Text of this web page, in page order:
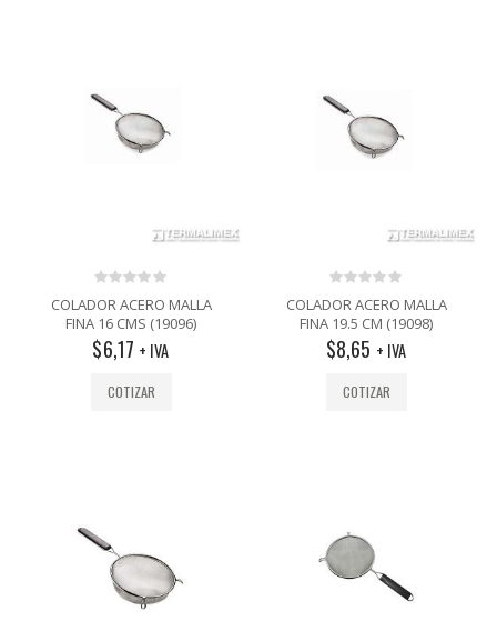
0
out
of
5
COLADOR ACERO MALLA
FINA 16 CMS (19096)
$6,17 + IVA
COTIZAR
0
out
of
5
COLADOR ACERO MALLA
FINA 19.5 CM (19098)
$8,65 + IVA
COTIZAR